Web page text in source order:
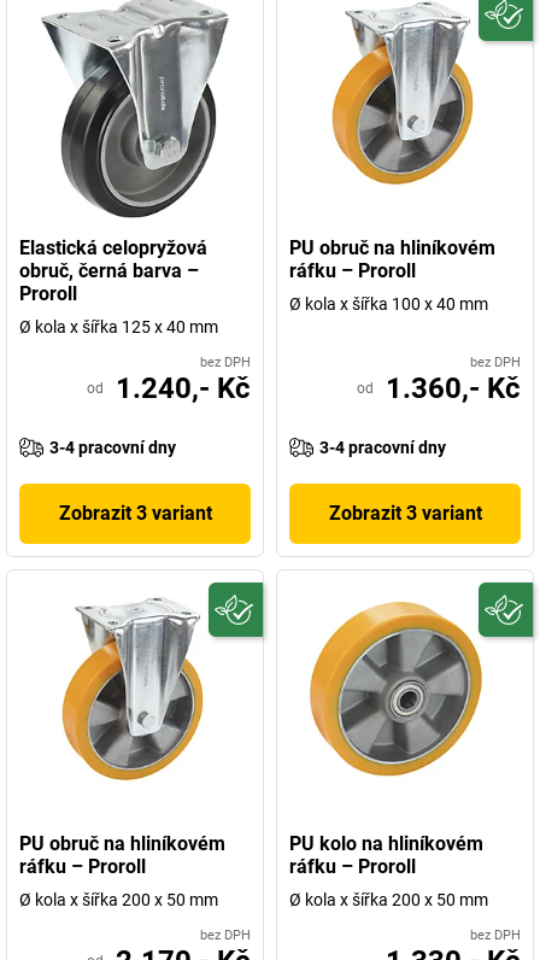
Elastická celopryžová
obruč, černá barva –
Proroll
Ø kola x šířka 125 x 40 mm
bez DPH
od 1.240,- Kč
3-4 pracovní dny
Zobrazit 3 variant
PU obruč na hliníkovém
ráfku – Proroll
Ø kola x šířka 100 x 40 mm
bez DPH
od 1.360,- Kč
3-4 pracovní dny
Zobrazit 3 variant
PU obruč na hliníkovém
ráfku – Proroll
Ø kola x šířka 200 x 50 mm
bez DPH
PU kolo na hliníkovém
ráfku – Proroll
Ø kola x šířka 200 x 50 mm
bez DPH